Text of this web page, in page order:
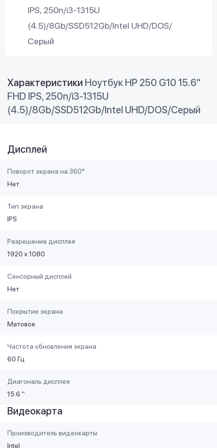
IPS, 250n/i3-1315U
(4.5)/8Gb/SSD512Gb/Intel UHD/DOS/
Серый
Характеристики Ноутбук HP 250 G10 15.6"
FHD IPS, 250n/i3-1315U
(4.5)/8Gb/SSD512Gb/Intel UHD/DOS/Серый
Дисплей
Поворот экрана на 360°
Нет
Тип экрана
IPS
Разрешение дисплея
1920 x 1080
Сенсорный дисплей
Нет
Покрытие экрана
Матовое
Частота обновления экрана
60 Гц
Диагональ дисплея
15.6 "
Видеокарта
Производитель видеокарты
Intel